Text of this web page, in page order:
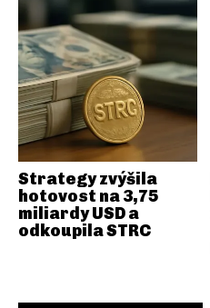
Strategy zvýšila
hotovost na 3,75
miliardy USD a
odkoupila STRC